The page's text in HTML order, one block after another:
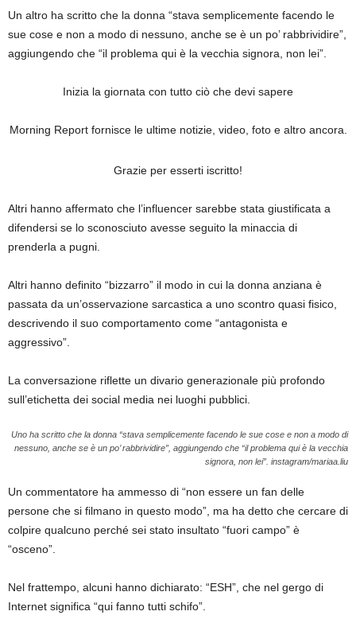
Un altro ha scritto che la donna “stava semplicemente facendo le
sue cose e non a modo di nessuno, anche se è un po’ rabbrividire”,
aggiungendo che “il problema qui è la vecchia signora, non lei”.
Inizia la giornata con tutto ciò che devi sapere
Morning Report fornisce le ultime notizie, video, foto e altro ancora.
Grazie per esserti iscritto!
Altri hanno affermato che l’influencer sarebbe stata giustificata a
difendersi se lo sconosciuto avesse seguito la minaccia di
prenderla a pugni.
Altri hanno definito “bizzarro” il modo in cui la donna anziana è
passata da un’osservazione sarcastica a uno scontro quasi fisico,
descrivendo il suo comportamento come “antagonista e
aggressivo”.
La conversazione riflette un divario generazionale più profondo
sull’etichetta dei social media nei luoghi pubblici.
Uno ha scritto che la donna “stava semplicemente facendo le sue cose e non a modo di
nessuno, anche se è un po’ rabbrividire”, aggiungendo che “il problema qui è la vecchia
signora, non lei”. instagram/mariaa.liu
Un commentatore ha ammesso di “non essere un fan delle
persone che si filmano in questo modo”, ma ha detto che cercare di
colpire qualcuno perché sei stato insultato “fuori campo” è
“osceno”.
Nel frattempo, alcuni hanno dichiarato: “ESH”, che nel gergo di
Internet significa “qui fanno tutti schifo”.